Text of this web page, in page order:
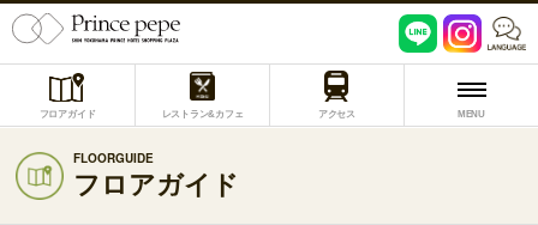
フロアガイド レストラン&カフェ アクセス MENU
FLOORGUIDE
フロアガイド